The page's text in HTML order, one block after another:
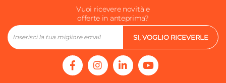
Vuoi ricevere novità e
offerte in anteprima?
SI, VOGLIO RICEVERLE